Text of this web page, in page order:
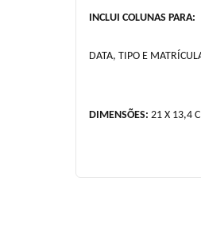
INCLUI COLUNAS PARA:
DATA, TIPO E
DIMENSÕES: 21 X 13,4